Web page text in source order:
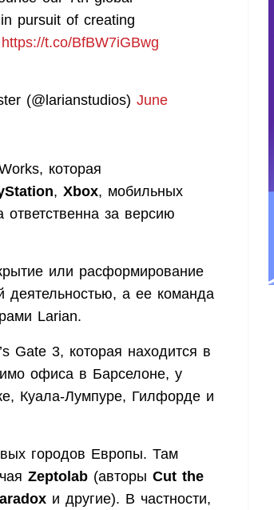
pursuit of creating
https://t.co/BfBW7iGBwg
(@larianstudios) June
которая
, Xbox, мобильных
за версию
или расформирование
деятельностью, а ее команда
Larian.
Gate 3, которая находится в
офиса в Барселоне, у
Куала-Лумпуре, Гилфорде и
городов Европы. Там
Zeptolab (авторы Cut the
и другие). В частности,